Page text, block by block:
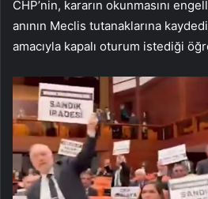
CHP’nin, kararın okunmasını
anının Meclis tutanaklarına
amacıyla kapalı oturum istediği